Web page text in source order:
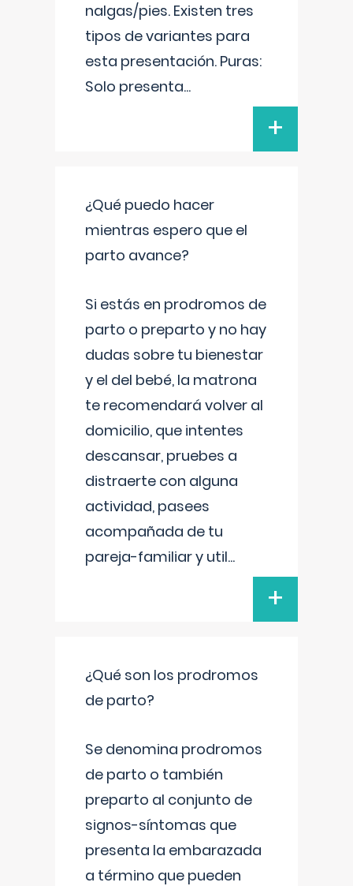
nalgas/pies. Existen tres
tipos de variantes para
esta presentación. Puras:
Solo presenta...
+
¿Qué puedo hacer
mientras espero que el
parto avance?
Si estás en prodromos de
parto o preparto y no hay
dudas sobre tu bienestar
y el del bebé, la matrona
te recomendará volver al
domicilio, que intentes
descansar, pruebes a
distraerte con alguna
actividad, pasees
acompañada de tu
pareja-familiar y util...
+
¿Qué son los prodromos
de parto?
Se denomina prodromos
de parto o también
preparto al conjunto de
signos-síntomas que
presenta la embarazada
a término que pueden